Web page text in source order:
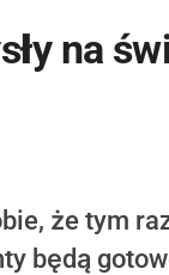
na
że tym
będą